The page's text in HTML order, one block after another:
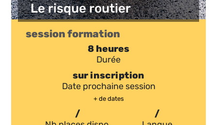
Le risque routier
session formation
8 heures
Durée
sur inscription
Date prochaine session
+ de dates
/ /